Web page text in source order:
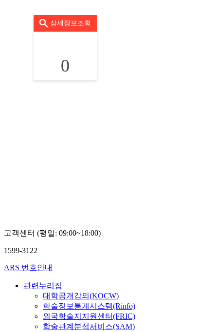
상세정보조회
0
고객센터 (평일: 09:00~18:00)
1599-3122
ARS 번호안내
관련누리집
대학공개강의(KOCW)
학술정보통계시스템(Rinfo)
외국학술지지원센터(FRIC)
학술관계분석서비스(SAM)